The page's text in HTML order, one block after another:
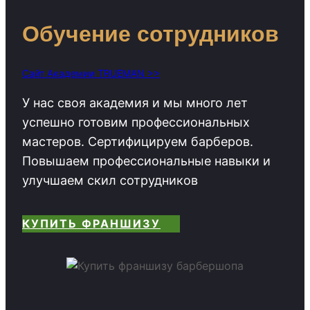
Обучение сотрудников
Сайт Академии TRUEMAN >>
У нас своя академия и мы много лет
успешно готовим профессиональных
мастеров. Сертифицируем барберов.
Повышаем профессиональные навыки и
улучшаем скил сотрудников
КУПИТЬ ФРАНШИЗУ